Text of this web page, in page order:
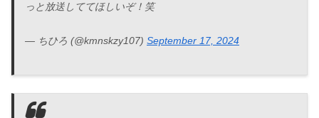
っと放送しててほしいぞ！笑
— ちひろ (@kmnskzy107) September 17, 2024